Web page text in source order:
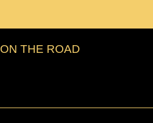
ON THE ROAD